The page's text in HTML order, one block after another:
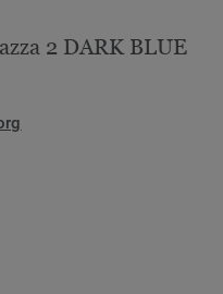
2 DARK BLUE